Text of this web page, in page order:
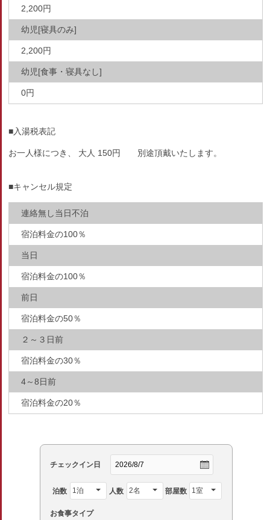
2,200円
幼児[寝具のみ]
2,200円
幼児[食事・寝具なし]
0円
■入湯税表記
お一人様につき、 大人 150円 別途頂戴いたします。
■キャンセル規定
連絡無し当日不泊
宿泊料金の100％
当日
宿泊料金の100％
前日
宿泊料金の50％
２～３日前
宿泊料金の30％
4～8日前
宿泊料金の20％
チェックイン日
泊数 人数 部屋数
お食事タイプ